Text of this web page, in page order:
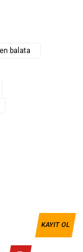
balata
KAYIT OL